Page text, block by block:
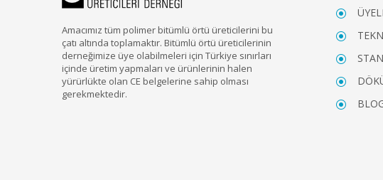
Amacımız tüm polimer bitümlü örtü üreticilerini bu
çatı altında toplamaktır. Bitümlü örtü üreticilerinin
derneğimize üye olabilmeleri için Türkiye sınırları
içinde üretim yapmaları ve ürünlerinin halen
yürürlükte olan CE belgelerine sahip olması
gerekmektedir.